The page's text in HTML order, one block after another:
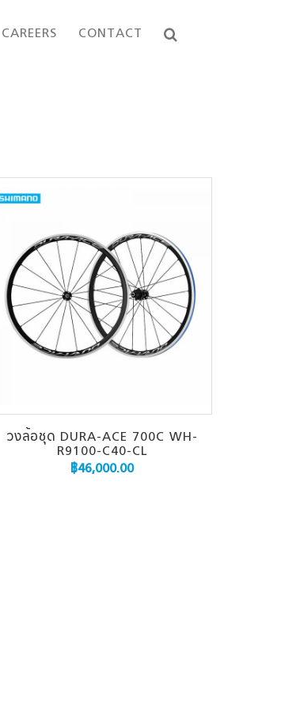
CAREERS CONTACT
วงล้อชุด DURA-ACE 700C WH-
R9100-C40-CL
฿46,000.00